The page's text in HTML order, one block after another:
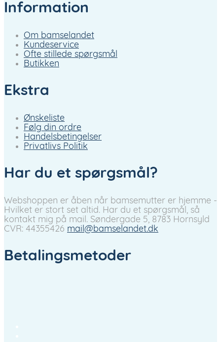
Information
Om bamselandet
Kundeservice
Ofte stillede spørgsmål
Butikken
Ekstra
Ønskeliste
Følg din ordre
Handelsbetingelser
Privatlivs Politik
Har du et spørgsmål?
Webshoppen er åben når bamsemutter er hjemme -
Hvilket er stort set altid. Har du et spørgsmål, så
kontakt mig på mail. Søndergade 5, 8783 Hornsyld
CVR: 44355426 mail@bamselandet.dk
Betalingsmetoder